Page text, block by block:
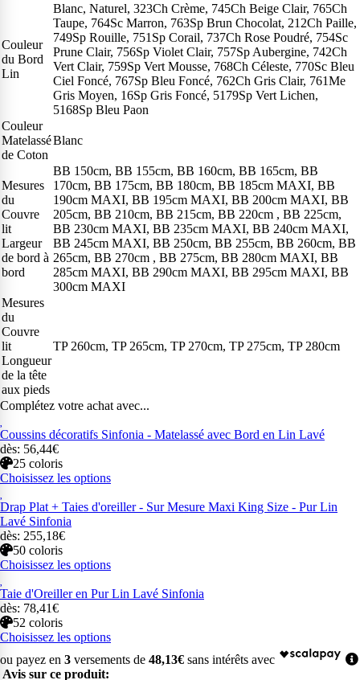
Couleur
du Bord
Lin
Blanc, Naturel, 323Ch Crème, 745Ch Beige Clair, 765Ch
Taupe, 764Sc Marron, 763Sp Brun Chocolat, 212Ch Paille,
749Sp Rouille, 751Sp Corail, 737Ch Rose Poudré, 754Sc
Prune Clair, 756Sp Violet Clair, 757Sp Aubergine, 742Ch
Vert Clair, 759Sp Vert Mousse, 768Ch Céleste, 770Sc Bleu
Ciel Foncé, 767Sp Bleu Foncé, 762Ch Gris Clair, 761Me
Gris Moyen, 16Sp Gris Foncé, 5179Sp Vert Lichen,
5168Sp Bleu Paon
Couleur
Matelassé
de Coton
Blanc
Mesures
du
Couvre
lit
Largeur
de bord à
bord
BB 150cm, BB 155cm, BB 160cm, BB 165cm, BB
170cm, BB 175cm, BB 180cm, BB 185cm MAXI, BB
190cm MAXI, BB 195cm MAXI, BB 200cm MAXI, BB
205cm, BB 210cm, BB 215cm, BB 220cm , BB 225cm,
BB 230cm MAXI, BB 235cm MAXI, BB 240cm MAXI,
BB 245cm MAXI, BB 250cm, BB 255cm, BB 260cm, BB
265cm, BB 270cm , BB 275cm, BB 280cm MAXI, BB
285cm MAXI, BB 290cm MAXI, BB 295cm MAXI, BB
300cm MAXI
Mesures
du
Couvre
lit
Longueur
de la tête
aux pieds
TP 260cm, TP 265cm, TP 270cm, TP 275cm, TP 280cm
Complétez votre achat avec...
Coussins décoratifs Sinfonia - Matelassé avec Bord en Lin Lavé
dès: 56,44€
25 coloris
Choisissez les options
Drap Plat + Taies d'oreiller - Sur Mesure Maxi King Size - Pur Lin
Lavé Sinfonia
dès: 255,18€
50 coloris
Choisissez les options
Taie d'Oreiller en Pur Lin Lavé Sinfonia
dès: 78,41€
52 coloris
Choisissez les options
ou payez en 3 versements de 48,13€ sans intérêts avec
Avis sur ce produit: